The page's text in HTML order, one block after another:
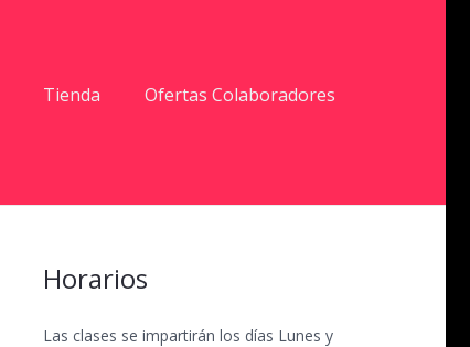
Tienda Ofertas Colaboradores
Horarios
Las clases se impartirán los días Lunes y